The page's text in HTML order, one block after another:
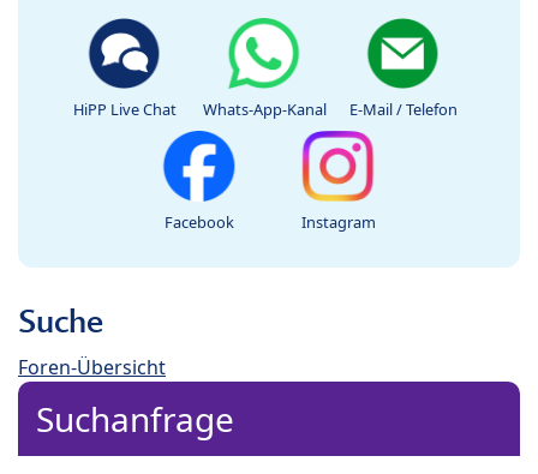
HiPP Live Chat Whats-App-Kanal E-Mail / Telefon
Facebook Instagram
Suche
Foren-Übersicht
Suchanfrage